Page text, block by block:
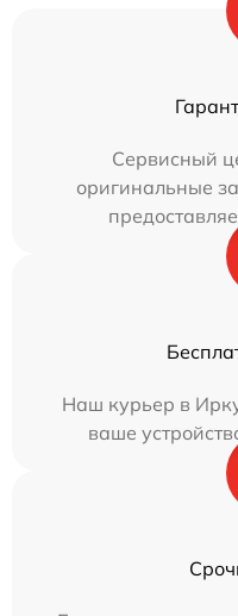
Сервисный
оригинальные
Наш курьер в
ваше